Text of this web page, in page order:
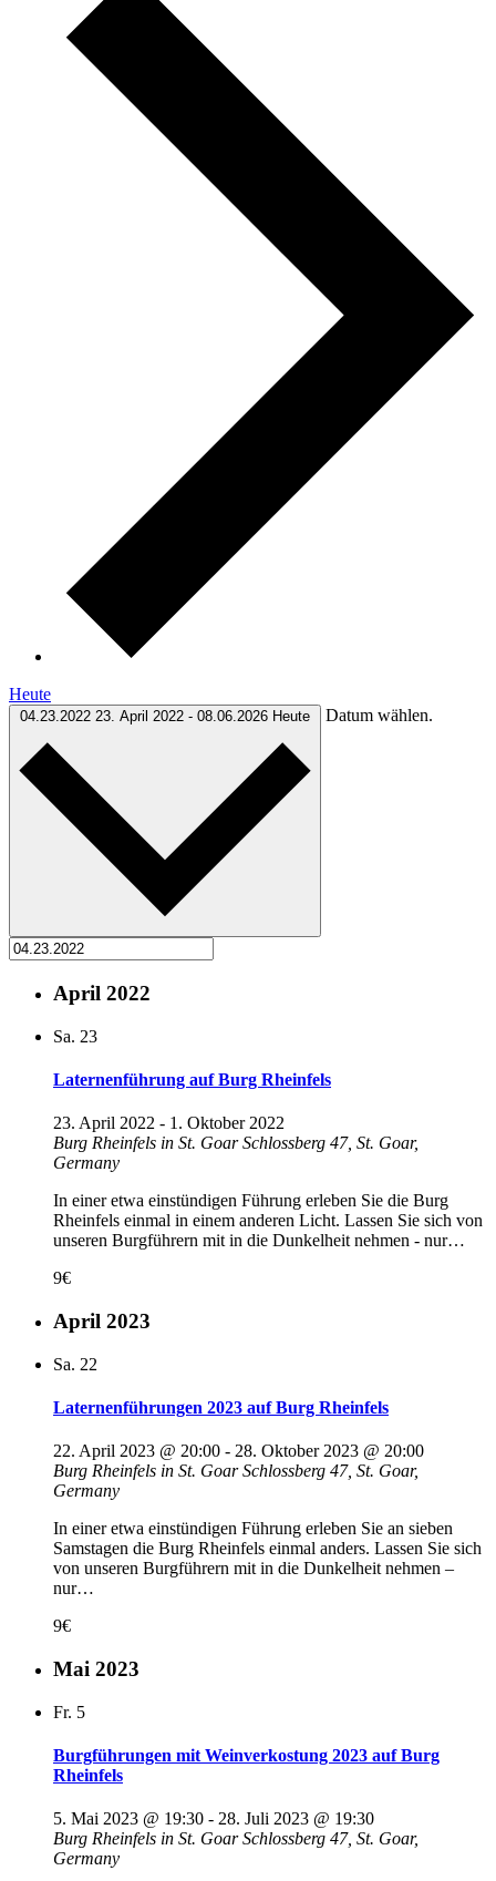
Heute
04.23.2022 23. April 2022 - 08.06.2026 Heute Datum wählen.
April 2022
Sa. 23
Laternenführung auf Burg Rheinfels
23. April 2022 - 1. Oktober 2022
Burg Rheinfels in St. GoarSchlossberg 47, St. Goar,
Germany
In einer etwa einstündigen Führung erleben Sie die Burg
Rheinfels einmal in einem anderen Licht. Lassen Sie sich von
unseren Burgführern mit in die Dunkelheit nehmen - nur…
9€
April 2023
Sa. 22
Laternenführungen 2023 auf Burg Rheinfels
22. April 2023 @ 20:00 - 28. Oktober 2023 @ 20:00
Burg Rheinfels in St. GoarSchlossberg 47, St. Goar,
Germany
In einer etwa einstündigen Führung erleben Sie an sieben
Samstagen die Burg Rheinfels einmal anders. Lassen Sie sich
von unseren Burgführern mit in die Dunkelheit nehmen –
nur…
9€
Mai 2023
Fr. 5
Burgführungen mit Weinverkostung 2023 auf Burg
Rheinfels
5. Mai 2023 @ 19:30 - 28. Juli 2023 @ 19:30
Burg Rheinfels in St. GoarSchlossberg 47, St. Goar,
Germany